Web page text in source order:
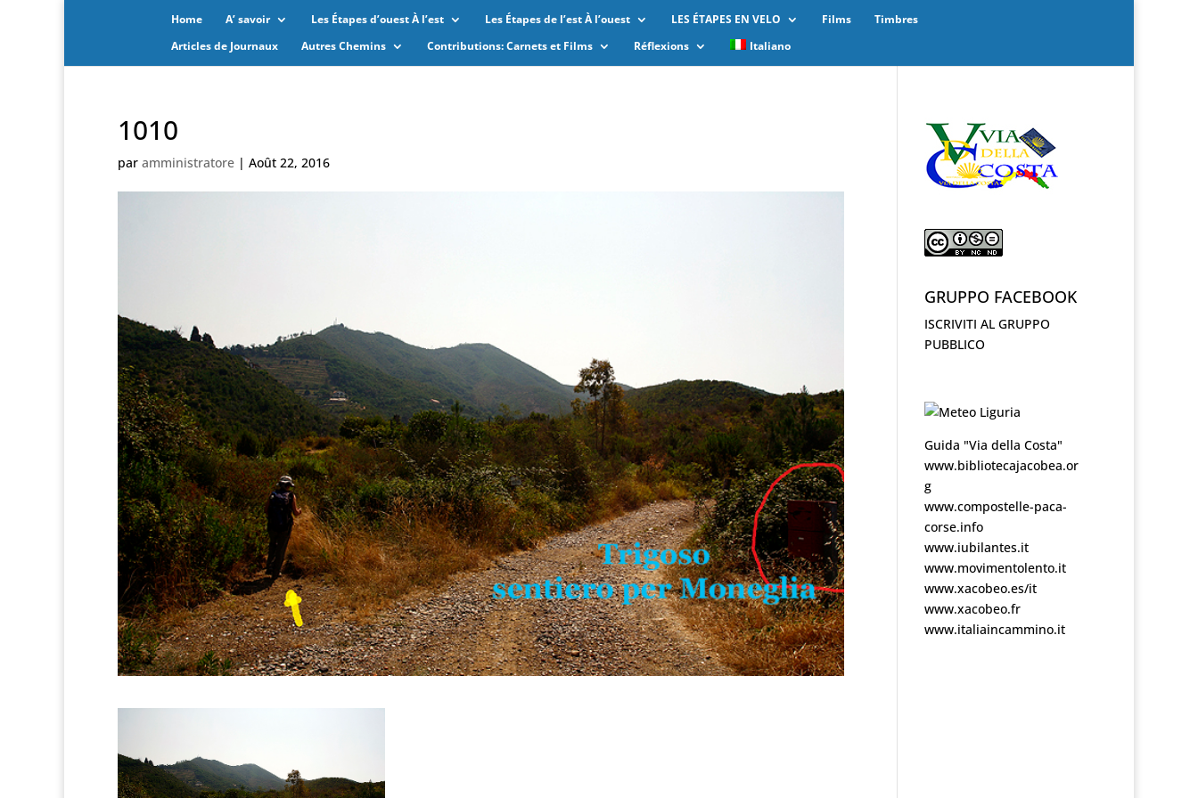
Home A’ savoir Les Étapes d’ouest À l’est Les Étapes de l’est À l’ouest LES ÉTAPES EN VELO Films
Timbres
Articles de Journaux
Autres Chemins Contributions: Carnets et Films Réflexions Italiano
1010
par amministratore | Août 22, 2016
GRUPPO FACEBOOK
ISCRIVITI AL GRUPPO
PUBBLICO
Guida "Via della Costa"
www.bibliotecajacobea.or
g
www.compostelle-paca-
corse.info
www.iubilantes.it
www.movimentolento.it
www.xacobeo.es/it
www.xacobeo.fr
www.italiaincammino.it